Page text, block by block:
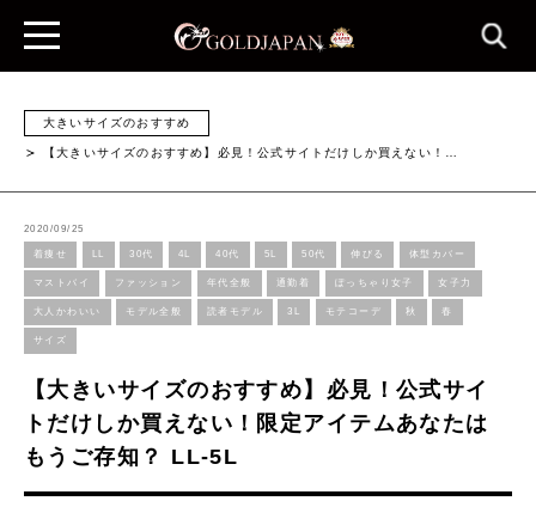
大きいサイズのおすすめ
【大きいサイズのおすすめ】必見！公式サイトだけしか買えない！…
2020/09/25
着痩せ LL 30代 4L 40代 5L 50代 伸びる 体型カバー
マストバイ ファッション 年代全般 通勤着 ぽっちゃり女子 女子力
大人かわいい モデル全般 読者モデル 3L モテコーデ 秋 春
サイズ
【大きいサイズのおすすめ】必見！公式サイ
トだけしか買えない！限定アイテムあなたは
もうご存知？ LL-5L